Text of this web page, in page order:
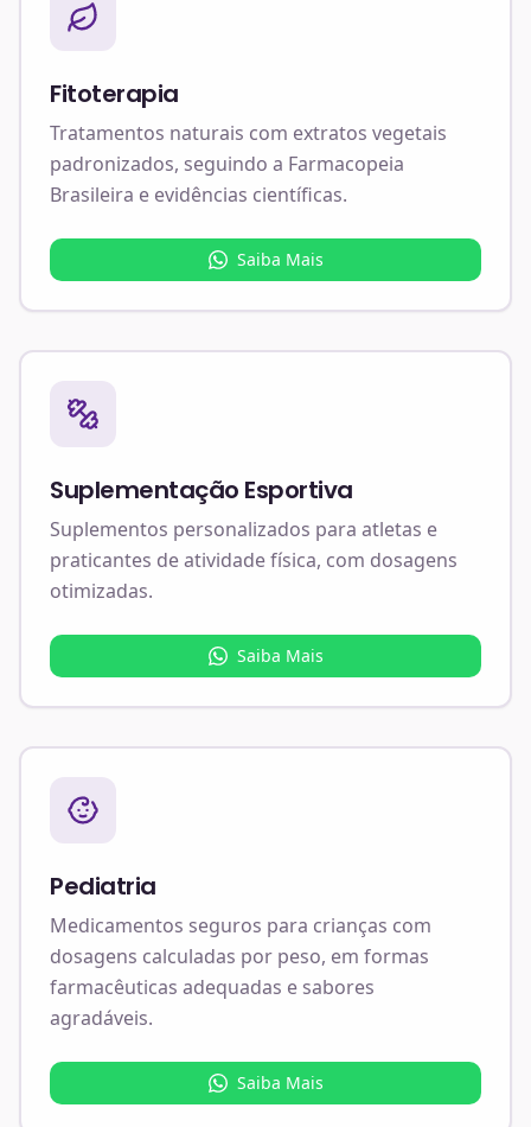
Fitoterapia
Tratamentos naturais com extratos vegetais
padronizados, seguindo a Farmacopeia
Brasileira e evidências científicas.
Saiba Mais
Suplementação Esportiva
Suplementos personalizados para atletas e
praticantes de atividade física, com dosagens
otimizadas.
Saiba Mais
Pediatria
Medicamentos seguros para crianças com
dosagens calculadas por peso, em formas
farmacêuticas adequadas e sabores
agradáveis.
Saiba Mais